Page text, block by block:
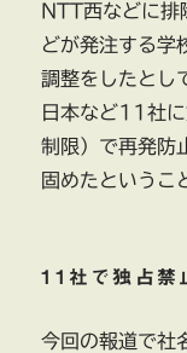
NTT西などに排
どが発注する学
調整をしたとし
日本など11社に
制限）で再発防
固めたというこ
11社で独占禁
今回の報道で社